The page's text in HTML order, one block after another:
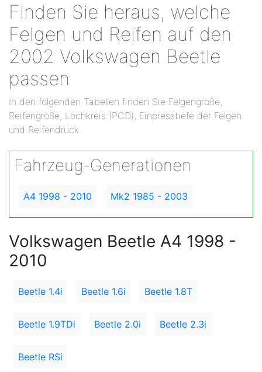
Finden Sie heraus, welche
Felgen und Reifen auf den
2002 Volkswagen Beetle
passen
In den folgenden Tabellen finden Sie Felgengröße,
Reifengröße, Lochkreis (PCD), Einpresstiefe der Felgen
und Reifendruck.
Fahrzeug-Generationen
A4 1998 - 2010 Mk2 1985 - 2003
Volkswagen Beetle A4 1998 -
2010
Beetle 1.4i Beetle 1.6i Beetle 1.8T
Beetle 1.9TDi Beetle 2.0i Beetle 2.3i
Beetle RSi